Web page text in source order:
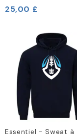
25,00 £
Essentiel - Sweat à